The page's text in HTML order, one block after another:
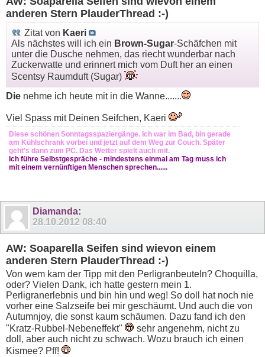
anderen Stern PlauderThread :-)
Zitat von Kaeri
Als nächstes will ich ein Brown-Sugar-Schäfchen mit
unter die Dusche nehmen, das riecht wunderbar nach
Zuckerwatte und erinnert mich vom Duft her an einen
Scentsy Raumduft (Sugar)
Die nehme ich heute mit in die Wanne.......
Viel Spass mit Deinen Seifchen, Kaeri
Diese schönen Sonntagsspaziergänge. Ich war im Bad, bin gerade
am Kühlschrank vorbei und jetzt auf dem Weg zur Couch. Später
geht's dann zum PC. Das Wetter spielt auch mit.
Ich führe Selbstgespräche - mindestens einmal am Tag muss ich
mit einem vernünftigen Menschen sprechen......
Diamanda:
28.10.2012 08:40
AW: Soaparella Seifen sind wievon einem
anderen Stern PlauderThread :-)
Von wem kam der Tipp mit den Perligranbeuteln? Choquilla,
oder? Vielen Dank, ich hatte gestern mein 1.
Perligranerlebnis und bin hin und weg! So doll hat noch nie
vorher eine Salzseife bei mir geschäumt. Und auch die von
Autumnjoy, die sonst kaum schäumen. Dazu fand ich den
"Kratz-Rubbel-Nebeneffekt"
sehr angenehm, nicht zu
doll, aber auch nicht zu schwach. Wozu brauch ich einen
Kismee? Pff!